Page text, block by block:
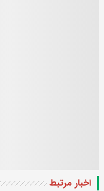
اخبار مرتبط